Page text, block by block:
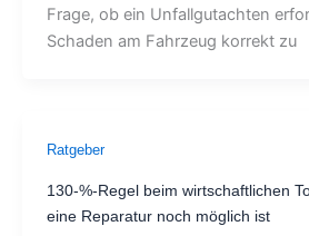
Frage, ob ein Unfallgutachten
Schaden am Fahrzeug korrekt zu
Ratgeber
130-%-Regel beim wirtschaftlichen
eine Reparatur noch möglich ist